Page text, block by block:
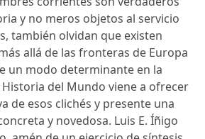
y no meros objetos al servicio
también olvidan que existen
allá de las fronteras de Europa
un modo determinante en la
del Mundo viene a ofrecer
de esos clichés y presente una
y novedosa. Luis E. Íñigo